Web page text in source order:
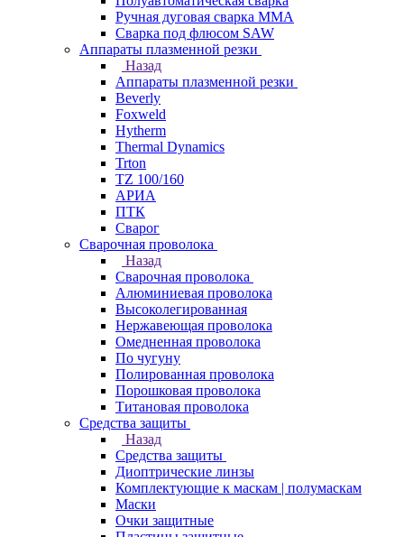
Ручная дуговая сварка MMA
Сварка под флюсом SAW
Аппараты плазменной резки
Назад
Аппараты плазменной резки
Beverly
Foxweld
Hytherm
Thermal Dynamics
Trton
TZ 100/160
АРИА
ПТК
Сварог
Сварочная проволока
Назад
Сварочная проволока
Алюминиевая проволока
Высоколегированная
Нержавеющая проволока
Омедненная проволока
По чугуну
Полированная проволока
Порошковая проволока
Титановая проволока
Средства защиты
Назад
Средства защиты
Диоптрические линзы
Комплектующие к маскам | полумаскам
Маски
Очки защитные